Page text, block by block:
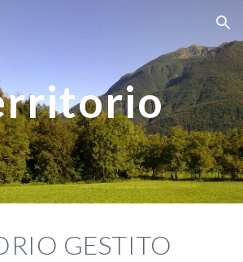
Skip to navigation
GESTITO